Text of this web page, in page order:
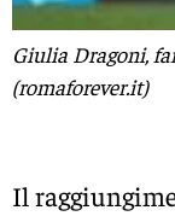
Giulia Dragoni,
(romaforever.it)
Il